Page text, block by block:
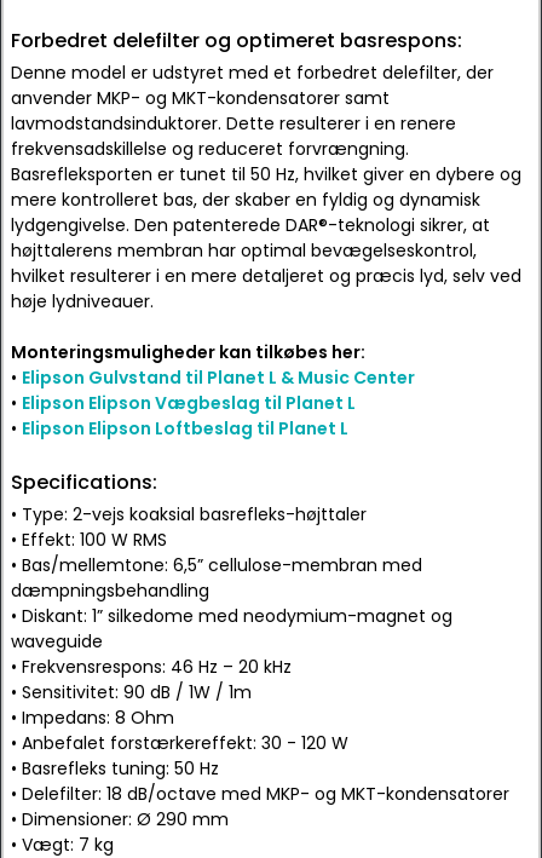
Forbedret delefilter og optimeret basrespons:
Denne model er udstyret med et forbedret delefilter, der
anvender MKP- og MKT-kondensatorer samt
lavmodstandsinduktorer. Dette resulterer i en renere
frekvensadskillelse og reduceret forvrængning.
Basrefleksporten er tunet til 50 Hz, hvilket giver en dybere og
mere kontrolleret bas, der skaber en fyldig og dynamisk
lydgengivelse. Den patenterede DAR®-teknologi sikrer, at
højttalerens membran har optimal bevægelseskontrol,
hvilket resulterer i en mere detaljeret og præcis lyd, selv ved
høje lydniveauer.
Monteringsmuligheder kan tilkøbes her:
• Elipson Gulvstand til Planet L & Music Center
• Elipson Elipson Vægbeslag til Planet L
• Elipson Elipson Loftbeslag til Planet L
Specifications:
• Type: 2-vejs koaksial basrefleks-højttaler
• Effekt: 100 W RMS
• Bas/mellemtone: 6,5” cellulose-membran med
dæmpningsbehandling
• Diskant: 1” silkedome med neodymium-magnet og
waveguide
• Frekvensrespons: 46 Hz – 20 kHz
• Sensitivitet: 90 dB / 1W / 1m
• Impedans: 8 Ohm
• Anbefalet forstærkereffekt: 30 - 120 W
• Basrefleks tuning: 50 Hz
• Delefilter: 18 dB/octave med MKP- og MKT-kondensatorer
• Dimensioner: Ø 290 mm
• Vægt: 7 kg